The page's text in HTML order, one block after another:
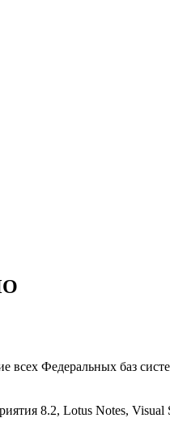
всех Федеральных баз
8.2, Lotus Notes, Visual